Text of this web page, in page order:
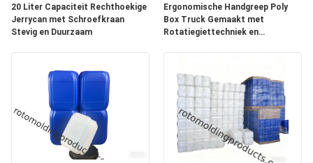
20 Liter Capaciteit Rechthoekige
Jerrycan met Schroefkraan
Stevig en Duurzaam
Ergonomische Handgreep Poly
Box Truck Gemaakt met
Rotatiegiettechniek en